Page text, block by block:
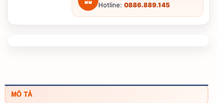
Hotline: 0886.889.145
MÔ TẢ